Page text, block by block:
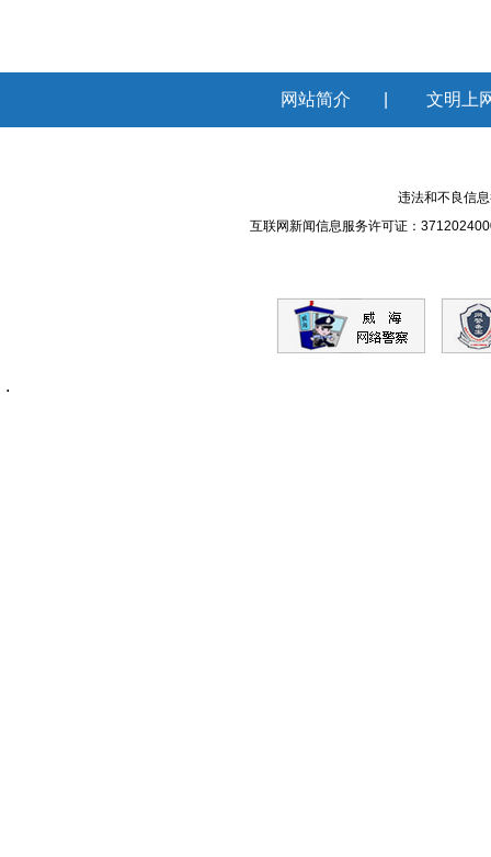
网站简介 文明上
违法和不良信
互联网新闻信息服务许可证：
.